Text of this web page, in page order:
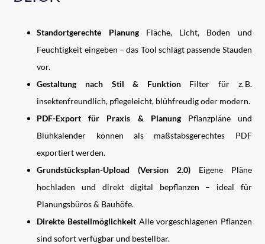
Standortgerechte PlanungFläche, Licht, Boden und
Feuchtigkeit eingeben – das Tool schlägt passende Stauden
vor.
Gestaltung nach Stil & FunktionFilter für z. B.
insektenfreundlich, pflegeleicht, blühfreudig oder modern.
PDF-Export für Praxis & PlanungPflanzpläne und
Blühkalender können als maßstabsgerechtes PDF
exportiert werden.
Grundstücksplan-Upload (Version 2.0) Eigene Pläne
hochladen und direkt digital bepflanzen – ideal für
Planungsbüros & Bauhöfe.
Direkte BestellmöglichkeitAlle vorgeschlagenen Pflanzen
sind sofort verfügbar und bestellbar.